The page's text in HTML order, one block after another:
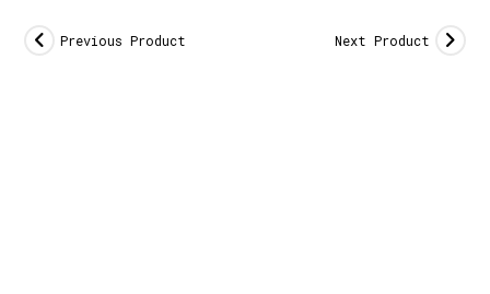
Previous Product Next Product